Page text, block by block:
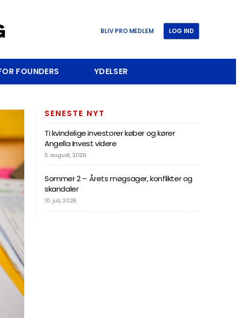
BLIV PRO MEDLEM LOG IND
FOUNDERS YDELSER
SENESTE NYT
Ti kvindelige investorer køber og kører
Angella Invest videre
5. august, 2026
Sommer 2 – Årets møgsager, konflikter og
skandaler
10. juli, 2026